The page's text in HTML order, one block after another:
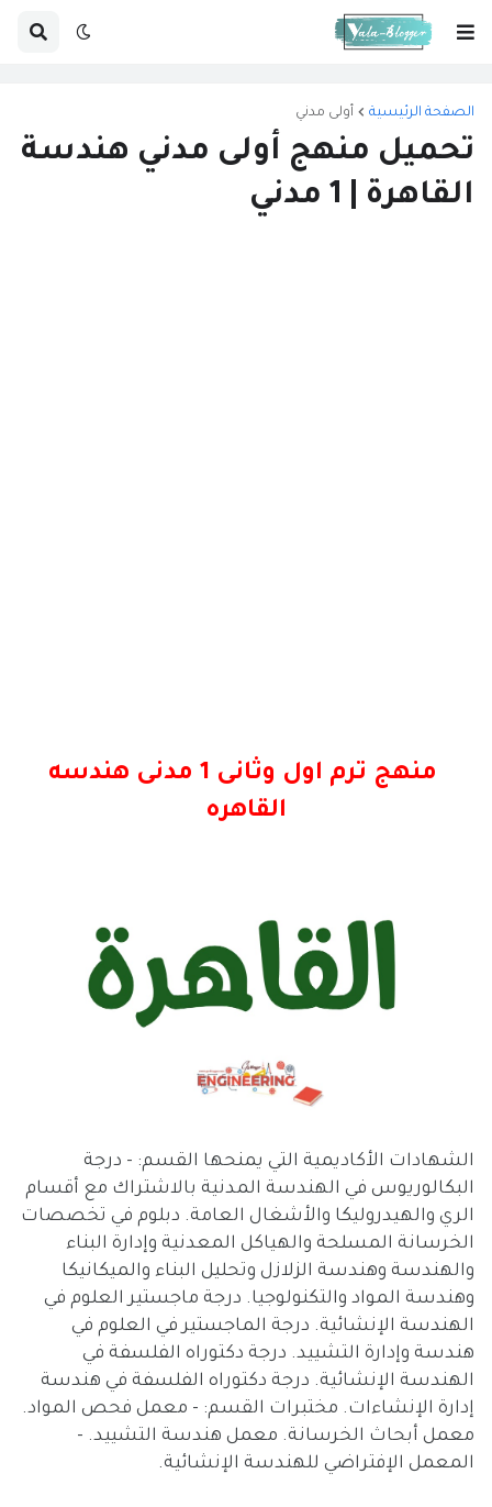
الصفحة الرئيسية أولى مدني
تحميل منهج أولى مدني هندسة
القاهرة | 1 مدني
منهج ترم اول وثانى 1 مدنى هندسه
القاهره
الشهادات الأكاديمية التي يمنحها القسم: - درجة
البكالوريوس في الهندسة المدنية بالاشتراك مع أقسام
الري والهيدروليكا والأشغال العامة. دبلوم في تخصصات
الخرسانة المسلحة والهياكل المعدنية وإدارة البناء
والهندسة وهندسة الزلازل وتحليل البناء والميكانيكا
وهندسة المواد والتكنولوجيا. درجة ماجستير العلوم في
الهندسة الإنشائية. درجة الماجستير في العلوم في
هندسة وإدارة التشييد. درجة دكتوراه الفلسفة في
الهندسة الإنشائية. درجة دكتوراه الفلسفة في هندسة
إدارة الإنشاءات. مختبرات القسم: - معمل فحص المواد.
معمل أبحاث الخرسانة. معمل هندسة التشييد. -
المعمل الإفتراضي للهندسة الإنشائية.